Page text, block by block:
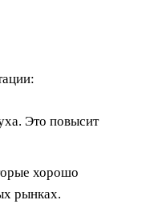
Это повысит
хорошо
рынках.